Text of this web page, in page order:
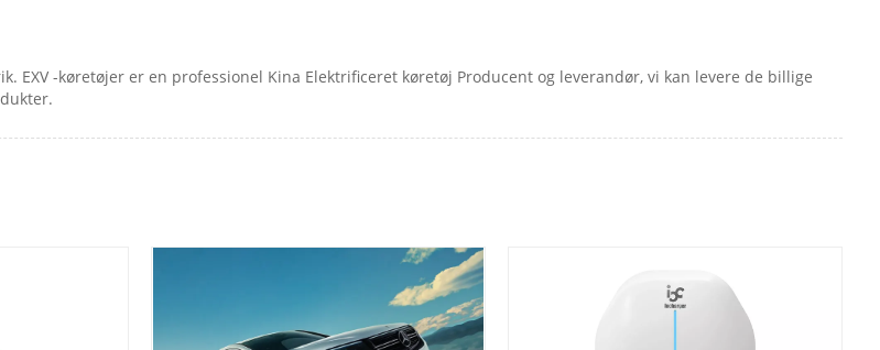
EXV -køretøjer er en professionel Kina Elektrificeret køretøj Producent og leverandør, vi kan levere de billige